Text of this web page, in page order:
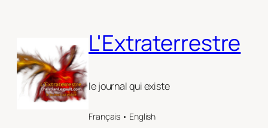
L'Extraterrestre
le journal qui existe
Français • English